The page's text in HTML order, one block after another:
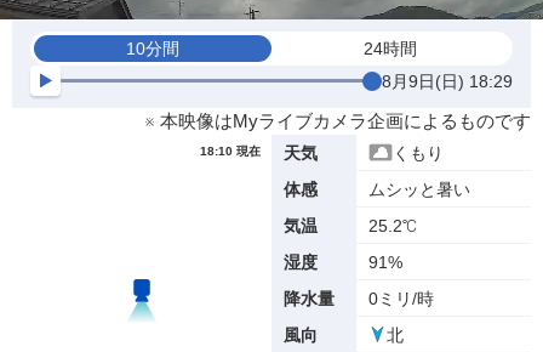
10分間
24時間
8月9日(日) 18:29
※ 本映像はMyライブカメラ企画によるものです
18:10 現在 天気
くもり
体感
ムシッと暑い
気温
25.2℃
湿度
91%
降水量
0ミリ/時
風向
北